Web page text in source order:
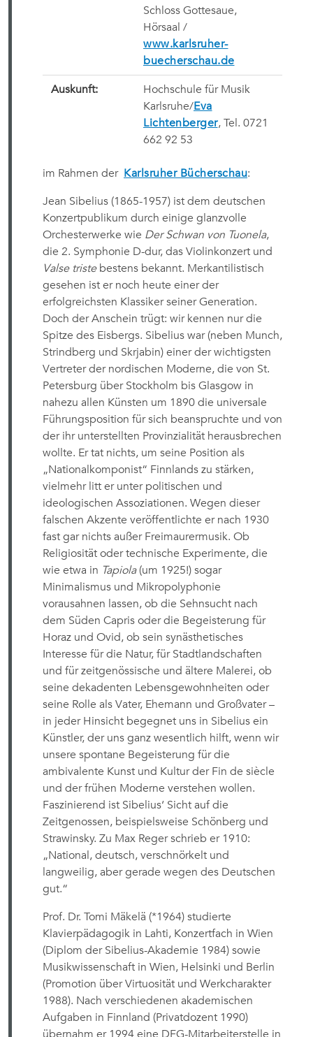
Schloss Gottesaue,
Hörsaal /
www.karlsruher-
buecherschau.de
Auskunft:
Hochschule für Musik
Karlsruhe/Eva
Lichtenberger, Tel. 0721
662 92 53
im Rahmen der Karlsruher Bücherschau:
Jean Sibelius (1865-1957) ist dem deutschen
Konzertpublikum durch einige glanzvolle
Orchesterwerke wie Der Schwan von Tuonela,
die 2. Symphonie D-dur, das Violinkonzert und
Valse tristebestens bekannt. Merkantilistisch
gesehen ist er noch heute einer der
erfolgreichsten Klassiker seiner Generation.
Doch der Anschein trügt: wir kennen nur die
Spitze des Eisbergs. Sibelius war (neben Munch,
Strindberg und Skrjabin) einer der wichtigsten
Vertreter der nordischen Moderne, die von St.
Petersburg über Stockholm bis Glasgow in
nahezu allen Künsten um 1890 die universale
Führungsposition für sich beanspruchte und von
der ihr unterstellten Provinzialität herausbrechen
wollte. Er tat nichts, um seine Position als
„Nationalkomponist“ Finnlands zu stärken,
vielmehr litt er unter politischen und
ideologischen Assoziationen. Wegen dieser
falschen Akzente veröffentlichte er nach 1930
fast gar nichts außer Freimaurermusik. Ob
Religiosität oder technische Experimente, die
wie etwa in Tapiola(um 1925!) sogar
Minimalismus und Mikropolyphonie
vorausahnen lassen, ob die Sehnsucht nach
dem Süden Capris oder die Begeisterung für
Horaz und Ovid, ob sein synästhetisches
Interesse für die Natur, für Stadtlandschaften
und für zeitgenössische und ältere Malerei, ob
seine dekadenten Lebensgewohnheiten oder
seine Rolle als Vater, Ehemann und Großvater –
in jeder Hinsicht begegnet uns in Sibelius ein
Künstler, der uns ganz wesentlich hilft, wenn wir
unsere spontane Begeisterung für die
ambivalente Kunst und Kultur der Fin de siècle
und der frühen Moderne verstehen wollen.
Faszinierend ist Sibelius‘ Sicht auf die
Zeitgenossen, beispielsweise Schönberg und
Strawinsky. Zu Max Reger schrieb er 1910:
„National, deutsch, verschnörkelt und
langweilig, aber gerade wegen des Deutschen
gut.“
Prof. Dr. Tomi Mäkelä (*1964) studierte
Klavierpädagogik in Lahti, Konzertfach in Wien
(Diplom der Sibelius-Akademie 1984) sowie
Musikwissenschaft in Wien, Helsinki und Berlin
(Promotion über Virtuosität und Werkcharakter
1988). Nach verschiedenen akademischen
Aufgaben in Finnland (Privatdozent 1990)
übernahm er 1994 eine DFG-Mitarbeiterstelle in